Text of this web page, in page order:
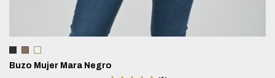
Buzo Mujer Mara Negro